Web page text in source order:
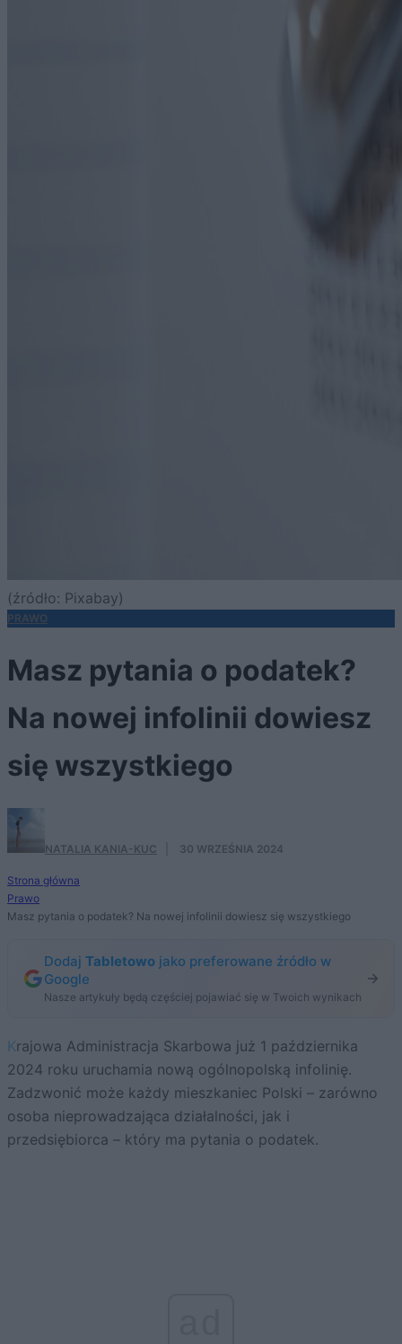
(źródło: Pixabay)
PRAWO
Masz pytania o podatek?
Na nowej infolinii dowiesz
się wszystkiego
NATALIA KANIA-KUC 30 WRZEŚNIA 2024
Strona główna
Prawo
Masz pytania o podatek? Na nowej infolinii dowiesz się wszystkiego
Dodaj Tabletowo jako preferowane źródło w
Google
Nasze artykuły będą częściej pojawiać się w Twoich wynikach
Krajowa Administracja Skarbowa już 1 października
2024 roku uruchamia nową ogólnopolską infolinię.
Zadzwonić może każdy mieszkaniec Polski – zarówno
osoba nieprowadzająca działalności, jak i
przedsiębiorca – który ma pytania o podatek.